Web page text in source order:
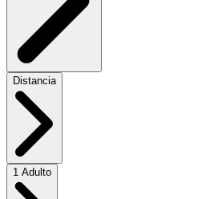
Distancia
1 Adulto